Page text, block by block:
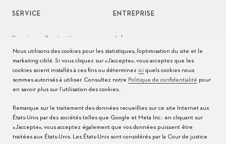
SERVICE
Services d'entretien
Conseils d’entretien
Modes d'emploi
Centres de service
ENTREPRISE
Jobs
Presse
Contact
Nous utilisons des cookies pour les statistiques, l’optimisation du site et le
marketing ciblé. Si vous cliquez sur «J’accepte», vous acceptez que les
cookies soient installés à ces fins ou déterminez ici quels cookies nous
sommes autorisés à utiliser. Consultez notre Politique de confidentialité pour
en savoir plus sur l’utilisation des cookies..
Remarque sur le traitement des données recueillies sur ce site Internet aux
États-Unis par des sociétés telles que Google et Meta Inc.: en cliquant sur
«J’accepte», vous acceptez également que vos données puissent être
traitées aux États-Unis. Les États-Unis sont considérés par la Cour de justice